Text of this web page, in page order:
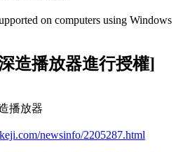
on computers using Windows
造播放器進行授權]
播放器
newsinfo/2205287.html